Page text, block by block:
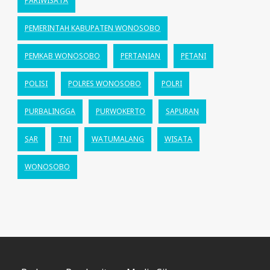
PEMERINTAH KABUPATEN WONOSOBO
PEMKAB WONOSOBO PERTANIAN PETANI
POLISI POLRES WONOSOBO POLRI
PURBALINGGA PURWOKERTO SAPURAN
SAR TNI WATUMALANG WISATA
WONOSOBO